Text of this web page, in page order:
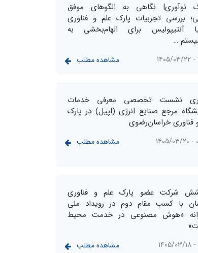
نوآوری| نگاهی به الگوهای موفق
بررسی تجربیات پارک علم و فناوری
آنتیپولیس برای الهام‌بخشی به
…
مشاهده مطلب
نشست تخصصی معرفی خدمات
مرجع صنایع انرژی (اپیل) در پارک
فناوری خراسان‌رضوی
مشاهده مطلب
شرکت عضو پارک علم و فناوری
با کسب مقام دوم در رویداد ملی
«هوش مصنوعی در خدمت محیط
مشاهده مطلب